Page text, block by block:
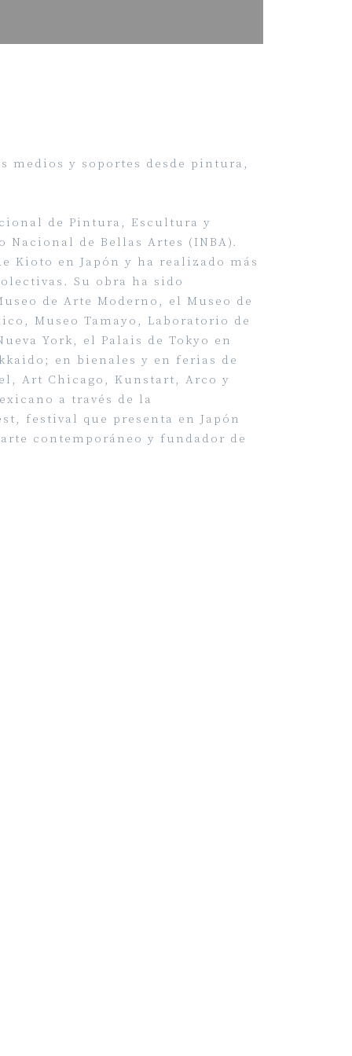
y soportes desde pintura,
de Pintura, Escultura y
Nacional de Bellas Artes (INBA).
Kioto en Japón y ha realizado más
Su obra ha sido
de Arte Moderno, el Museo de
Museo Tamayo, Laboratorio de
York, el Palais de Tokyo en
en bienales y en ferias de
Art Chicago, Kunstart, Arco y
a través de la
festival que presenta en Japón
contemporáneo y fundador de